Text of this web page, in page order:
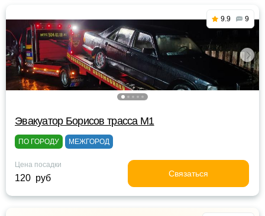
9.9 9
Эвакуатор Борисов трасса М1
ПО ГОРОДУ МЕЖГОРОД
Цена посадки
120 руб Связаться